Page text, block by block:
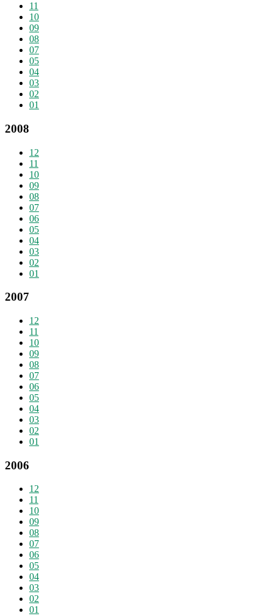
11
10
09
08
07
05
04
03
02
01
2008
12
11
10
09
08
07
06
05
04
03
02
01
2007
12
11
10
09
08
07
06
05
04
03
02
01
2006
12
11
10
09
08
07
06
05
04
03
02
01